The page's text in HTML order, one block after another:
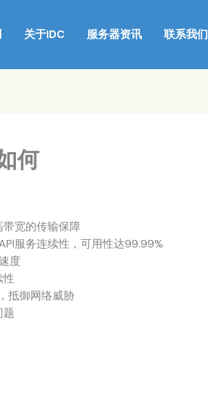
关于IDC 服务器资讯 联系我们
何
宽的传输保障
服务连续性，可用性达99.99%
度
性
抵御网络威胁
题